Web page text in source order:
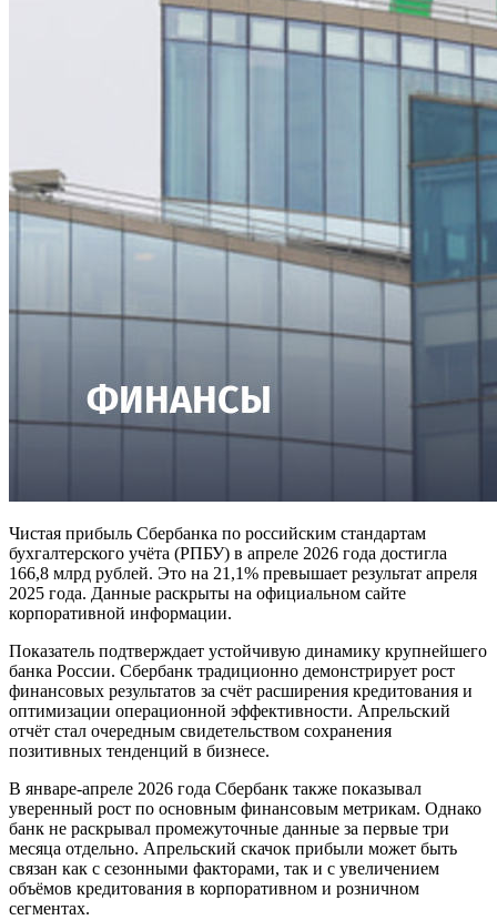
Чистая прибыль Сбербанка по российским стандартам
бухгалтерского учёта (РПБУ) в апреле 2026 года достигла
166,8 млрд рублей. Это на 21,1% превышает результат апреля
2025 года. Данные раскрыты на официальном сайте
корпоративной информации.
Показатель подтверждает устойчивую динамику крупнейшего
банка России. Сбербанк традиционно демонстрирует рост
финансовых результатов за счёт расширения кредитования и
оптимизации операционной эффективности. Апрельский
отчёт стал очередным свидетельством сохранения
позитивных тенденций в бизнесе.
В январе-апреле 2026 года Сбербанк также показывал
уверенный рост по основным финансовым метрикам. Однако
банк не раскрывал промежуточные данные за первые три
месяца отдельно. Апрельский скачок прибыли может быть
связан как с сезонными факторами, так и с увеличением
объёмов кредитования в корпоративном и розничном
сегментах.